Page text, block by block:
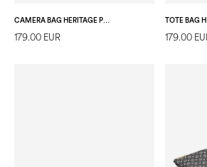
179.00 EUR 179.00